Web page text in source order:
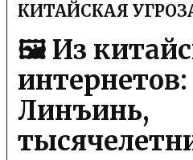
POSTED
IN
КИТАЙСКАЯ
🖼 Из
Линъинь,